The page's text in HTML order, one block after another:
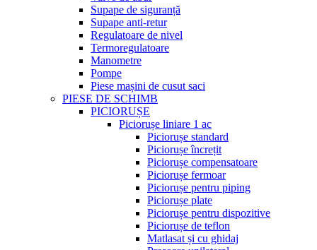
Supape de siguranță
Supape anti-retur
Regulatoare de nivel
Termoregulatoare
Manometre
Pompe
Piese mașini de cusut saci
PIESE DE SCHIMB
PICIORUȘE
Piciorușe liniare 1 ac
Piciorușe standard
Piciorușe încrețit
Piciorușe compensatoare
Piciorușe fermoar
Piciorușe pentru piping
Piciorușe plate
Piciorușe pentru dispozitive
Piciorușe de teflon
Matlasat și cu ghidaj